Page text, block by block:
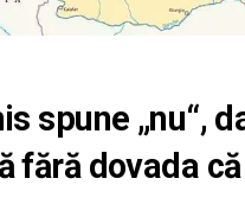
spune „nu“,
fără dovada